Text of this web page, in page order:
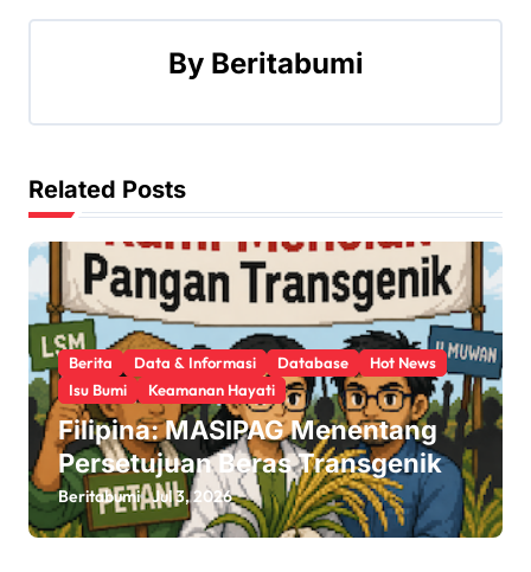
n
v
g
a
t
i
o
n
By Beritabumi
Related Posts
Berita Data & Informasi Database
Hot News
Isu Bumi
Keamanan Hayati
Filipina: MASIPAG Menentang
Persetujuan Beras Transgenik
Beritabumi Jul 3, 2026